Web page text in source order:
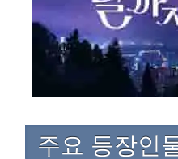
주요 등장인